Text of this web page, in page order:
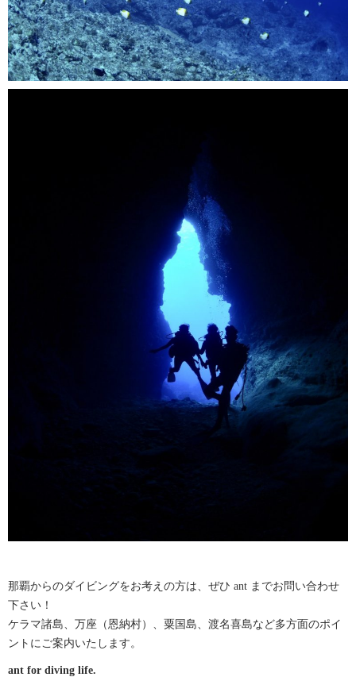
那覇からのダイビングをお考えの方は、ぜひ ant までお問い合わせ
下さい！
ケラマ諸島、万座（恩納村）、粟国島、渡名喜島など多方面のポイ
ントにご案内いたします。
ant for diving life.